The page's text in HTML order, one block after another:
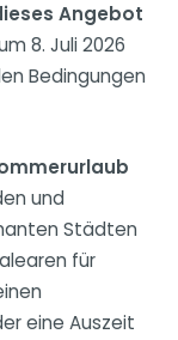
Angebot
8. Juli 2026
Bedingungen
und
Städten
für
eine Auszeit